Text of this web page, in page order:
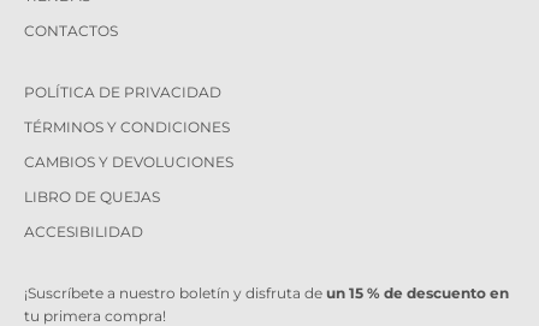
CONTACTOS
POLÍTICA DE PRIVACIDAD
TÉRMINOS Y CONDICIONES
CAMBIOS Y DEVOLUCIONES
LIBRO DE QUEJAS
ACCESIBILIDAD
¡Suscríbete a nuestro boletín y disfruta de un 15 % de descuento en
tu primera compra!